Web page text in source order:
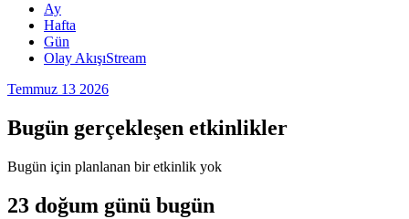
Ay
Hafta
Gün
Olay AkışıStream
Temmuz 13 2026
Bugün gerçekleşen etkinlikler
Bugün için planlanan bir etkinlik yok
23 doğum günü bugün